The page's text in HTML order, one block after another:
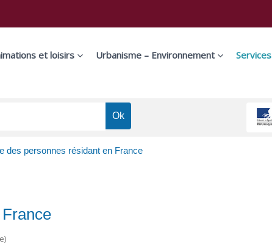
et loisirs Urbanisme – Environnement Services
des personnes résidant en France